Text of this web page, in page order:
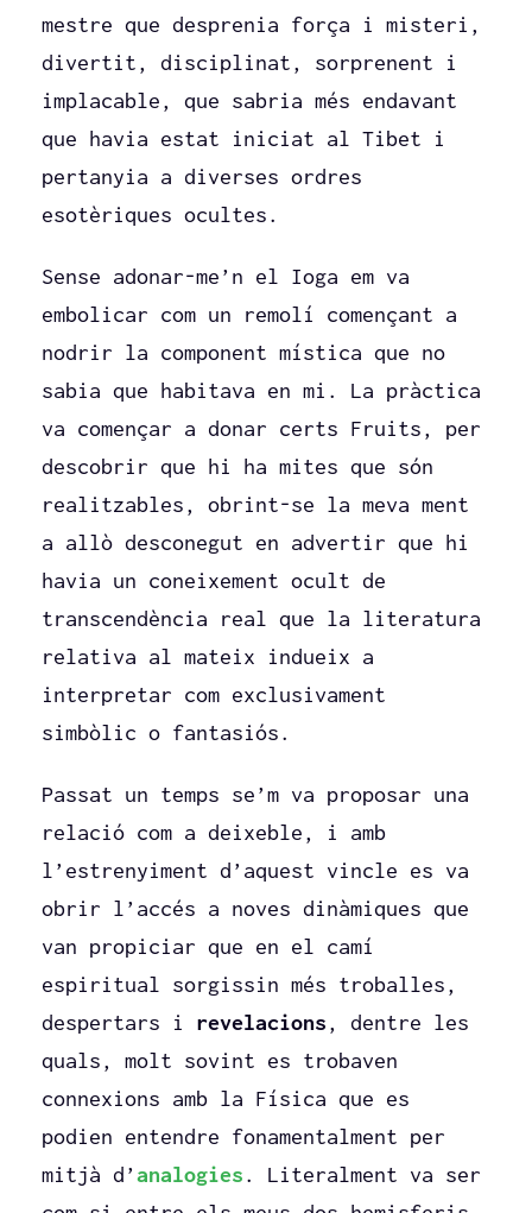
mestre que desprenia força i misteri,
divertit, disciplinat, sorprenent i
implacable, que sabria més endavant
que havia estat iniciat al Tibet i
pertanyia a diverses ordres
esotèriques ocultes.
Sense adonar-me’n el Ioga em va
embolicar com un remolí començant a
nodrir la component mística que no
sabia que habitava en mi. La pràctica
va començar a donar certs Fruits, per
descobrir que hi ha mites que són
realitzables, obrint-se la meva ment
a allò desconegut en advertir que hi
havia un coneixement ocult de
transcendència real que la literatura
relativa al mateix indueix a
interpretar com exclusivament
simbòlic o fantasiós.
Passat un temps se’m va proposar una
relació com a deixeble, i amb
l’estrenyiment d’aquest vincle es va
obrir l’accés a noves dinàmiques que
van propiciar que en el camí
espiritual sorgissin més troballes,
despertars i revelacions, dentre les
quals, molt sovint es trobaven
connexions amb la Física que es
podien entendre fonamentalment per
mitjà d’analogies. Literalment va ser